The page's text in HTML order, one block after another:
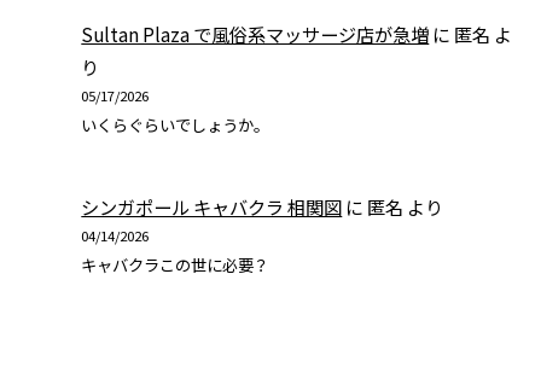
Sultan Plaza で風俗系マッサージ店が急増 に 匿名 よ
り
05/17/2026
いくらぐらいでしょうか。
シンガポール キャバクラ 相関図 に 匿名 より
04/14/2026
キャバクラこの世に必要？